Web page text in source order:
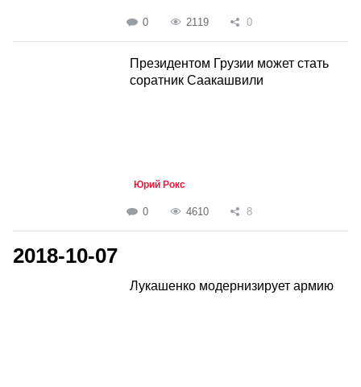
0 2119 0
Президентом Грузии может стать
соратник Саакашвили
Юрий Рокс
0 4610 8
2018-10-07
Лукашенко модернизирует армию